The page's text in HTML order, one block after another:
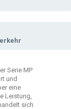
Serie MP
und
eine
Leistung,
sich